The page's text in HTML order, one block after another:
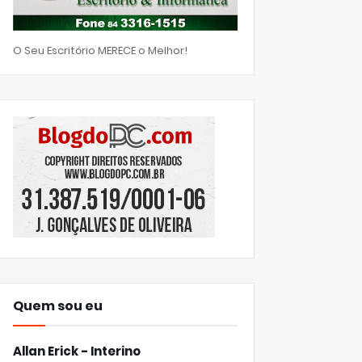
O Seu Escritório MERECE o Melhor!
Quem sou eu
Allan Erick - Interino